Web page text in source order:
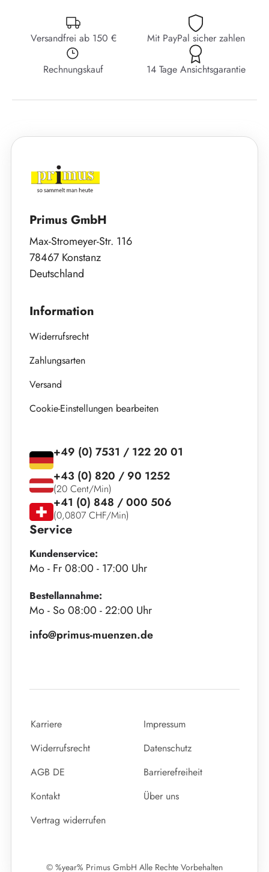
Versandfrei ab 150 € Mit PayPal sicher zahlen
Rechnungskauf 14 Tage Ansichtsgarantie
Primus GmbH
Max-Stromeyer-Str. 116
78467 Konstanz
Deutschland
Information
Widerrufsrecht
Zahlungsarten
Versand
Cookie-Einstellungen bearbeiten
Service
Kundenservice:
Mo - Fr 08:00 - 17:00 Uhr
Bestellannahme:
Mo - So 08:00 - 22:00 Uhr
info@primus-muenzen.de
+49 (0) 7531 / 122 20 01
+43 (0) 820 / 90 1252
(20 Cent/Min)
+41 (0) 848 / 000 506
(0,0807 CHF/Min)
Karriere
Impressum
Widerrufsrecht
Datenschutz
AGB DE
Barrierefreiheit
Kontakt
Über uns
Vertrag widerrufen
© %year% Primus GmbH Alle Rechte Vorbehalten